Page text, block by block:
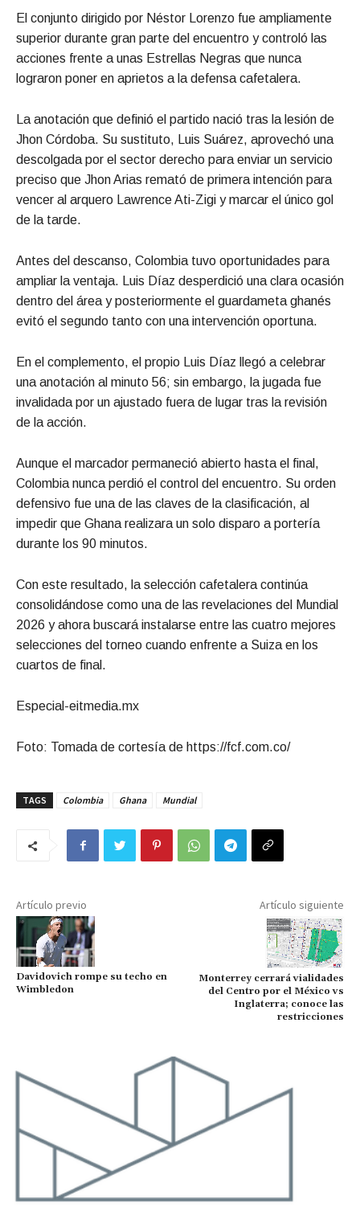
El conjunto dirigido por Néstor Lorenzo fue ampliamente
superior durante gran parte del encuentro y controló las
acciones frente a unas Estrellas Negras que nunca
lograron poner en aprietos a la defensa cafetalera.
La anotación que definió el partido nació tras la lesión de
Jhon Córdoba. Su sustituto, Luis Suárez, aprovechó una
descolgada por el sector derecho para enviar un servicio
preciso que Jhon Arias remató de primera intención para
vencer al arquero Lawrence Ati-Zigi y marcar el único gol
de la tarde.
Antes del descanso, Colombia tuvo oportunidades para
ampliar la ventaja. Luis Díaz desperdició una clara ocasión
dentro del área y posteriormente el guardameta ghanés
evitó el segundo tanto con una intervención oportuna.
En el complemento, el propio Luis Díaz llegó a celebrar
una anotación al minuto 56; sin embargo, la jugada fue
invalidada por un ajustado fuera de lugar tras la revisión
de la acción.
Aunque el marcador permaneció abierto hasta el final,
Colombia nunca perdió el control del encuentro. Su orden
defensivo fue una de las claves de la clasificación, al
impedir que Ghana realizara un solo disparo a portería
durante los 90 minutos.
Con este resultado, la selección cafetalera continúa
consolidándose como una de las revelaciones del Mundial
2026 y ahora buscará instalarse entre las cuatro mejores
selecciones del torneo cuando enfrente a Suiza en los
cuartos de final.
Especial-eitmedia.mx
Foto: Tomada de cortesía de https://fcf.com.co/
TAGS Colombia Ghana Mundial
Artículo previo
Davidovich rompe su techo en
Wimbledon
Artículo siguiente
Monterrey cerrará vialidades
del Centro por el México vs
Inglaterra; conoce las
restricciones